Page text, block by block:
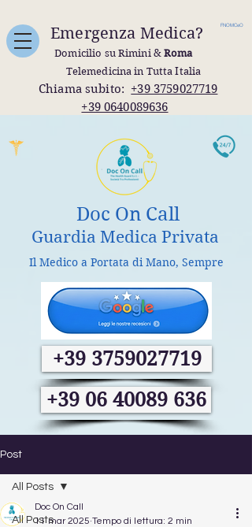
Doc On Call
Guardia Medica Privata
+39 3759027719
Emergenza Medica?
Domicilio su Rimini &Roma
Telemedicina in Tutta Italia
Chiama subito: +39 3759027719
+39 0640089636
FNOMCeO
Il Medico a Portata di Mano, Sempre
+39 06 40089 636
Post
All Posts
All Posts
Doc On Call
11 mar 2025 Tempo di lettura: 2 min